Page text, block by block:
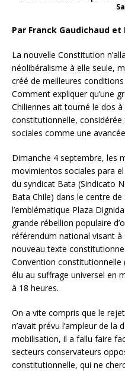
Par Franck Gaudichaud
La nouvelle Constitution
néolibéralisme à elle seule,
créé de meilleures
Comment expliquer qu’une
Chiliennes ait tourné le dos
constitutionnelle,
sociales comme une
Dimanche 4 septembre, les
movimientos sociales para
du syndicat Bata (Sindicato
Bata Chile) dans le centre
l’emblématique Plaza
grande rébellion populaire
référendum national visant
nouveau texte
Convention constitutionnelle
élu au suffrage universel en
à 18 heures.
On a vite compris que le
n’avait prévu l’ampleur de la
mobilisation, il a fallu faire
secteurs conservateurs
constitutionnelle, qui ne